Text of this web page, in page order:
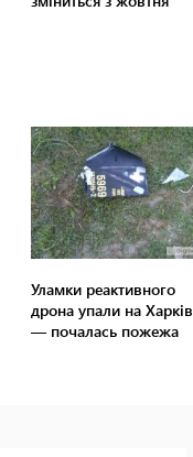
Уламки реактивного
дрона упали на Харків
— почалась пожежа